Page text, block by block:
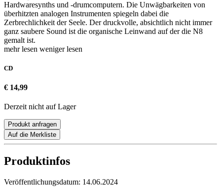
Hardwaresynths und -drumcomputern. Die Unwägbarkeiten von
überhitzten analogen Instrumenten spiegeln dabei die
Zerbrechlichkeit der Seele. Der druckvolle, absichtlich nicht immer
ganz saubere Sound ist die organische Leinwand auf der die N8
gemalt ist.
mehr lesen weniger lesen
CD
€ 14,99
Derzeit nicht auf Lager
Produkt anfragen
Auf die Merkliste
Produktinfos
Veröffentlichungsdatum: 14.06.2024